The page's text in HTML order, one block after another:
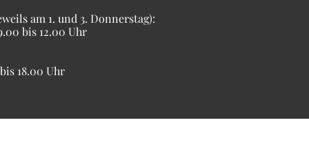
am 1. und 3. Donnerstag):
bis 12.00 Uhr
18.00 Uhr